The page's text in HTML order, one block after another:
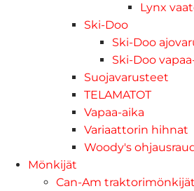
Lynx
Ski-Doo
Ski-Doo
Ski-Doo
Suojavarusteet
TELAMATOT
Vapaa-aika
Variaattorin hihnat
Woody's
Mönkijät
Can-Am traktorimönkijät